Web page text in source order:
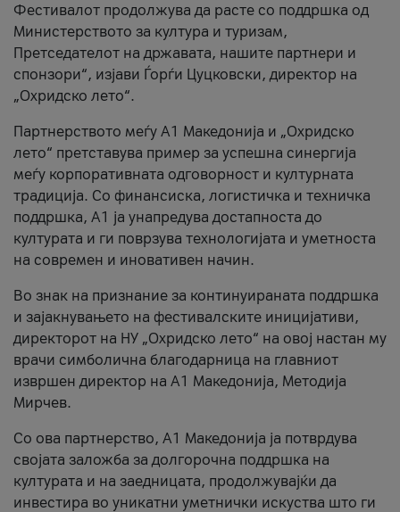
Фестивалот продолжува да расте со поддршка од
Министерството за култура и туризам,
Претседателот на државата, нашите партнери и
спонзори“, изјави Ѓорѓи Цуцковски, директор на
„Охридско лето“.
Партнерството меѓу A1 Македонија и „Охридско
лето“ претставува пример за успешна синергија
меѓу корпоративната одговорност и културната
традиција. Со финансиска, логистичка и техничка
поддршка, A1 ја унапредува достапноста до
културата и ги поврзува технологијата и уметноста
на современ и иновативен начин.
Во знак на признание за континуираната поддршка
и зајакнувањето на фестивалските иницијативи,
директорот на НУ „Охридско лето“ на овој настан му
врачи симболична благодарница на главниот
извршен директор на A1 Македонија, Методија
Мирчев.
Со ова партнерство, A1 Македонија ја потврдува
својата заложба за долгорочна поддршка на
културата и на заедницата, продолжувајќи да
инвестира во уникатни уметнички искуства што ги